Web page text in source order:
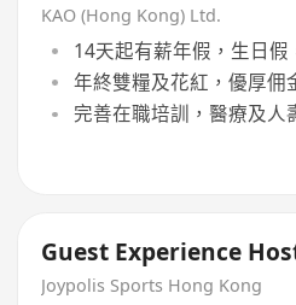
KAO (Hong Kong) Ltd.
14天起有薪年假，生日假
年終雙糧及花紅，優厚佣
完善在職培訓，醫療及人
Guest Experience
Joypolis Sports Hong Kong